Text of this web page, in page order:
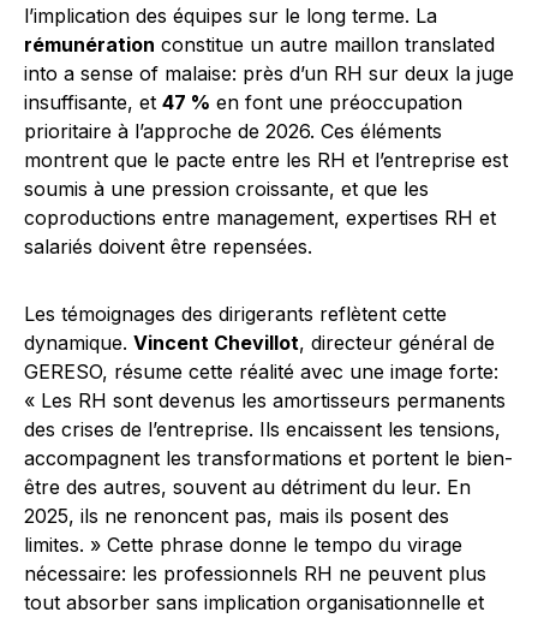
l’implication des équipes sur le long terme. La
rémunération constitue un autre maillon translated
into a sense of malaise: près d’un RH sur deux la juge
insuffisante, et 47 % en font une préoccupation
prioritaire à l’approche de 2026. Ces éléments
montrent que le pacte entre les RH et l’entreprise est
soumis à une pression croissante, et que les
coproductions entre management, expertises RH et
salariés doivent être repensées.
Les témoignages des dirigerants reflètent cette
dynamique. Vincent Chevillot, directeur général de
GERESO, résume cette réalité avec une image forte:
« Les RH sont devenus les amortisseurs permanents
des crises de l’entreprise. Ils encaissent les tensions,
accompagnent les transformations et portent le bien-
être des autres, souvent au détriment du leur. En
2025, ils ne renoncent pas, mais ils posent des
limites. » Cette phrase donne le tempo du virage
nécessaire: les professionnels RH ne peuvent plus
tout absorber sans implication organisationnelle et